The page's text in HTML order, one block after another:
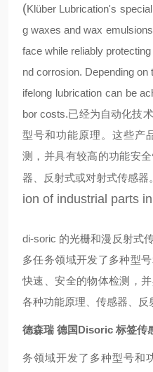
(Klüber Lubrication's
g waxes and wax
face while reliably
nd corrosion. Depending
ifelong lubrication can be
bor costs.已经为自动化技
型号和功能原理。这些产
测，并具有较高的功能安
器、反射式或对射式传感器。
ion of industrial parts
di-soric 的光栅和漫反射式
多任务领域开发了多种型
快速、安全的物体检测，
各种功能原理、传感器、反
德森瑞 德国Disoric 标签传
务领域开发了多种型号和